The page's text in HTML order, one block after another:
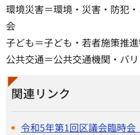
環境災害＝環境・災害・防犯
会
子ども＝子ども・若者施策推
公共交通＝公共交通機関・バ
関連リンク
令和5年第1回区議会臨時